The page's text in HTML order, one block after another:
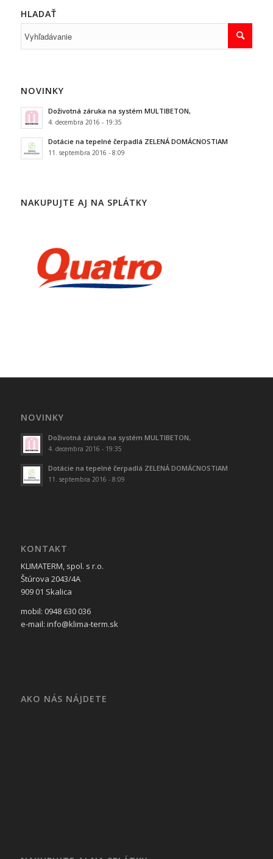
HLADAŤ
NOVINKY
Doživotná záruka na systém MULTIBETON,
4. decembra 2016 - 19:35
Dotácie na tepelné čerpadlá ZELENÁ DOMÁCNOSTIAM
11. septembra 2016 - 8:09
NAKUPUJTE AJ NA SPLÁTKY
NOVINKY
Doživotná záruka na systém MULTIBETON,
4. decembra 2016 - 19:35
Dotácie na tepelné čerpadlá ZELENÁ DOMÁCNOSTIAM
11. septembra 2016 - 8:09
KONTAKT
KLIMATERM, spol. s r.o.
Štúrova 2043/4A
909 01 Skalica
mobil: 0948 630 036
e-mail: info@klima-term.sk
AKO NÁS NÁJDETE